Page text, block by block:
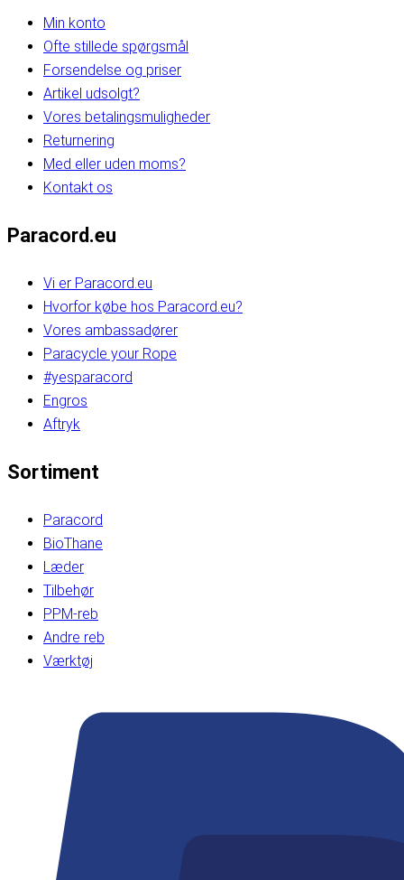
Min konto
Ofte stillede spørgsmål
Forsendelse og priser
Artikel udsolgt?
Vores betalingsmuligheder
Returnering
Med eller uden moms?
Kontakt os
Paracord.eu
Vi er Paracord.eu
Hvorfor købe hos Paracord.eu?
Vores ambassadører
Paracycle your Rope
#yesparacord
Engros
Aftryk
Sortiment
Paracord
BioThane
Læder
Tilbehør
PPM-reb
Andre reb
Værktøj